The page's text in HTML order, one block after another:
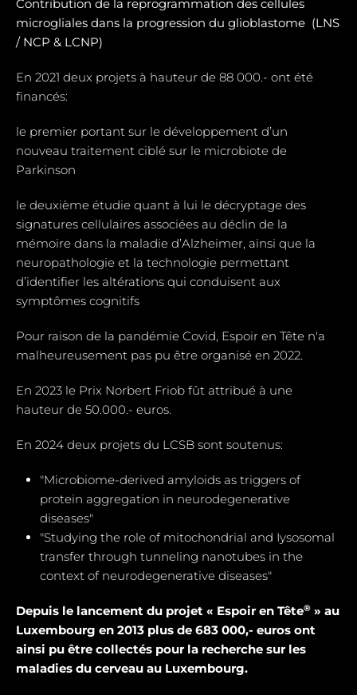
Contribution de la reprogrammation des cellules
microgliales dans la progression du glioblastome (LNS
/ NCP & LCNP)
En 2021 deux projets à hauteur de 88 000.- ont été
financés:
le premier portant sur le développement d’un
nouveau traitement ciblé sur le microbiote de
Parkinson
le deuxième étudie quant à lui le décryptage des
signatures cellulaires associées au déclin de la
mémoire dans la maladie d’Alzheimer, ainsi que la
neuropathologie et la technologie permettant
d’identifier les altérations qui conduisent aux
symptômes cognitifs
Pour raison de la pandémie Covid, Espoir en Tête n'a
malheureusement pas pu être organisé en 2022.
En 2023 le Prix Norbert Friob fût attribué à une
hauteur de 50.000.- euros.
En 2024 deux projets du LCSB sont soutenus:
"Microbiome-derived amyloids as triggers of
protein aggregation in neurodegenerative
diseases"
"Studying the role of mitochondrial and Iysosomal
transfer through tunneling nanotubes in the
context of neurodegenerative diseases"
Depuis le lancement du projet « Espoir en Tête® » au
Luxembourg en 2013 plus de 683 000,- euros ont
ainsi pu être collectés pour la recherche sur les
maladies du cerveau au Luxembourg.